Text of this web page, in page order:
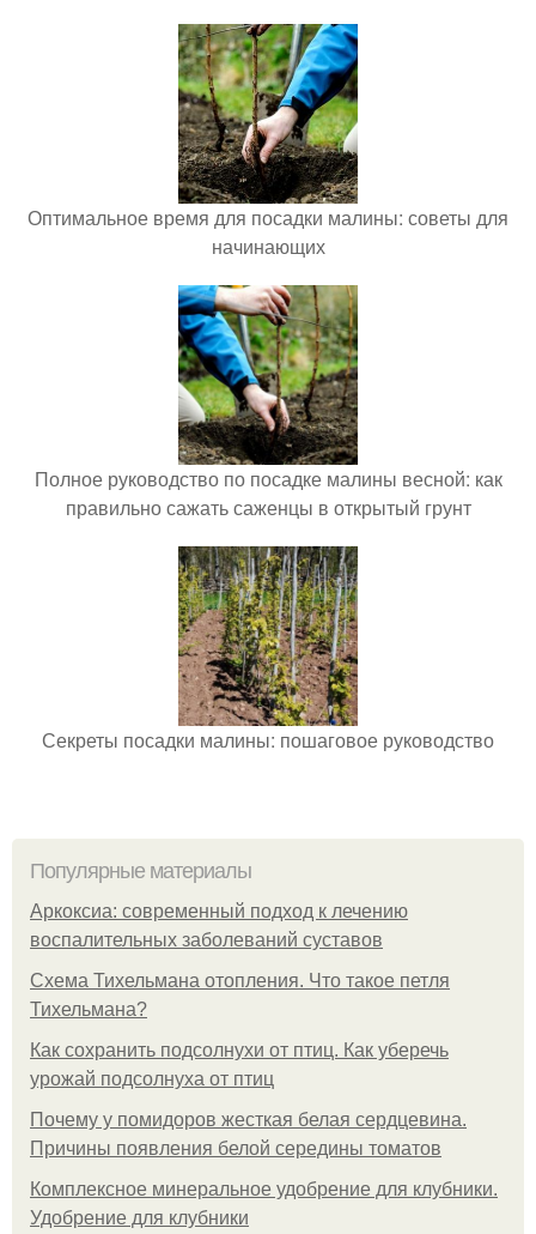
Оптимальное время для посадки малины: советы для
начинающих
Полное руководство по посадке малины весной: как
правильно сажать саженцы в открытый грунт
Секреты посадки малины: пошаговое руководство
Популярные материалы
Аркоксиа: современный подход к лечению
воспалительных заболеваний суставов
Схема Тихельмана отопления. Что такое петля
Тихельмана?
Как сохранить подсолнухи от птиц. Как уберечь
урожай подсолнуха от птиц
Почему у помидоров жесткая белая сердцевина.
Причины появления белой середины томатов
Комплексное минеральное удобрение для клубники.
Удобрение для клубники